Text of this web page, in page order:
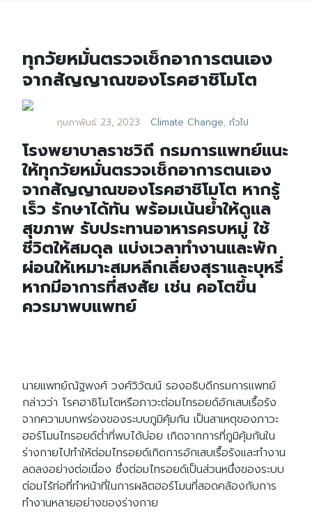
ทุกวัยหมั่นตรวจเช็กอาการตนเอง
จากสัญญาณของโรคฮาชิโมโต
กุมภาพันธ์ 23, 2023 Climate Change, ทั่วไป
โรงพยาบาลราชวิถี กรมการแพทย์แนะ
ให้ทุกวัยหมั่นตรวจเช็กอาการตนเอง
จากสัญญาณของโรคฮาชิโมโต หากรู้
เร็ว รักษาได้ทัน พร้อมเน้นย้ำให้ดูแล
สุขภาพ รับประทานอาหารครบหมู่ ใช้
ชีวิตให้สมดุล แบ่งเวลาทำงานและพัก
ผ่อนให้เหมาะสมหลีกเลี่ยงสุราและบุหรี่
หากมีอาการที่สงสัย เช่น คอโตขึ้น
ควรมาพบแพทย์
นายแพทย์ณัฐพงศ์ วงศ์วิวัฒน์ รองอธิบดีกรมการแพทย์
กล่าวว่า โรคฮาชิโมโตหรือภาวะต่อมไทรอยด์อักเสบเรื้อรัง
จากความบกพร่องของระบบภูมิคุ้มกัน เป็นสาเหตุของภาวะ
ฮอร์โมนไทรอยด์ต่ำที่พบได้บ่อย เกิดจากการที่ภูมิคุ้มกันใน
ร่างกายไปทำให้ต่อมไทรอยด์เกิดการอักเสบเรื้อรังและทำงาน
ลดลงอย่างต่อเนื่อง ซึ่งต่อมไทรอยด์เป็นส่วนหนึ่งของระบบ
ต่อมไร้ท่อที่ทำหน้าที่ในการผลิตฮอร์โมนที่สอดคล้องกับการ
ทำงานหลายอย่างของร่างกาย